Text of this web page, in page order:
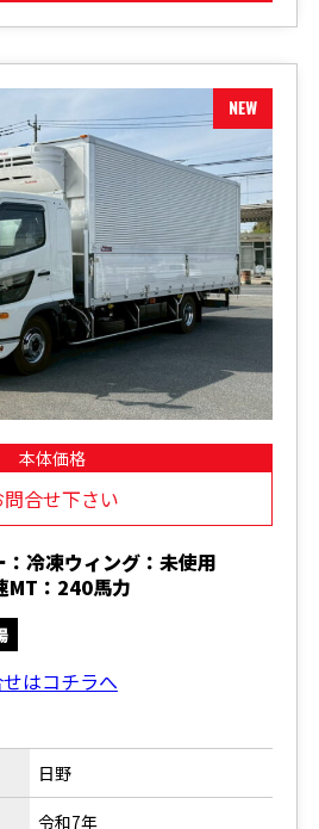
本体価格
問合せ下さい
冷凍ウィング：未使用
MT：240馬力
はコチラへ
日野
令和7年